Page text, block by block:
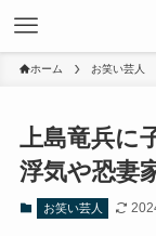
ホーム お笑い芸人
上島竜兵に
浮気や恐妻
お笑い芸人